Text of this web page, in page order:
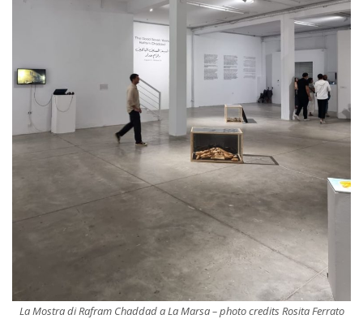
La Mostra di Rafram Chaddad a La Marsa – photo credits Rosita Ferrato